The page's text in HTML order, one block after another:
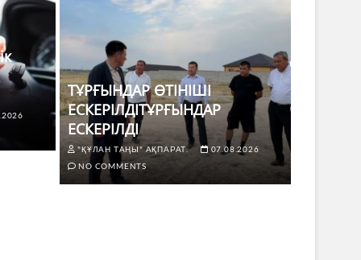
жүргізушілері үшін не
NO COMMENTS
ТҰРҒЫНДАР ӨТІНІШІ
ЕСКЕРІЛДІТҰРҒЫНДАР
ЕСКЕРІЛДІ
"ҚҰЛАН ТАҢЫ" АҚПАРАТ.
07.08.2026
NO COMMENTS